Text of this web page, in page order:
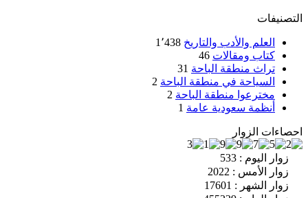
التصنيفات
العلم والأدب والتاريخ 1٬438
كتاب ومقالات 46
تراث منطقة الباحة 31
السياحة في منطقة الباحة 2
مخترعوا منطقة الباحة 2
أنظمة سعودية عامة 1
احصاءات الزوار
زوار اليوم : 533
زوار الأمس : 2022
زوار الشهر : 17601